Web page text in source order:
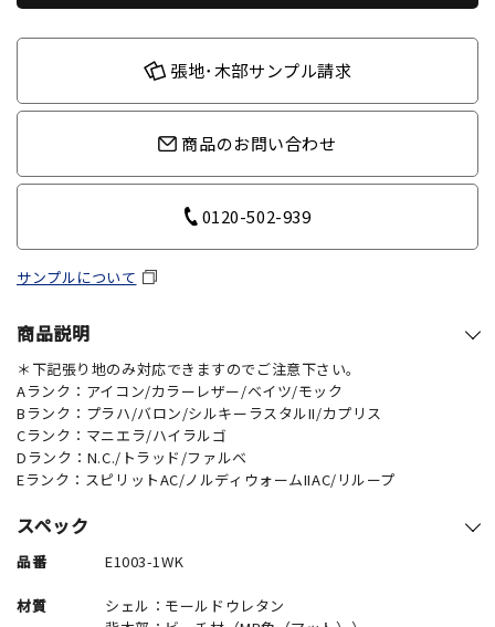
張地･木部サンプル請求
商品のお問い合わせ
0120-502-939
サンプルについて
商品説明
＊下記張り地のみ対応できますのでご注意下さい。
Aランク：アイコン/カラーレザー/ベイツ/モック
Bランク：プラハ/バロン/シルキーラスタルII/カプリス
Cランク：マニエラ/ハイラルゴ
Dランク：N.C./トラッド/ファルベ
Eランク：スピリットAC/ノルディウォームIIAC/リループ
スペック
品番 E1003-1WK
材質
シェル：モールドウレタン